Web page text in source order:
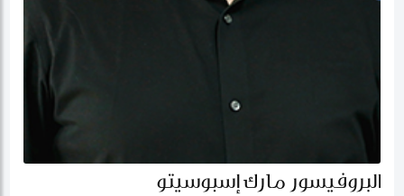
البروفيسور مارك إسبوسيتو